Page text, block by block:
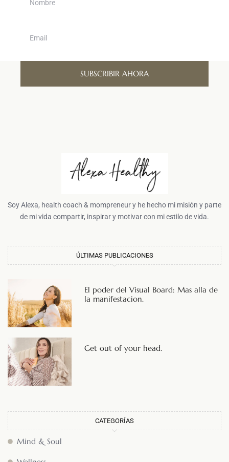
SUBSCRIBIR AHORA
Soy Alexa, health coach & mompreneur y he hecho mi misión y parte
de mi vida compartir, inspirar y motivar con mi estilo de vida.
ÚLTIMAS PUBLICACIONES
El poder del Visual Board: Mas alla de
la manifestacion.
Get out of your head.
CATEGORÍAS
Mind & Soul